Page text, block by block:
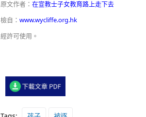
原文作者： 在宣教士子女教育路上走下去
檢自： www.wycliffe.org.hk
經許可使用。